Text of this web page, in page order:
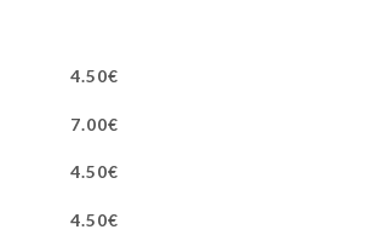
4.50€
7.00€
4.50€
4.50€